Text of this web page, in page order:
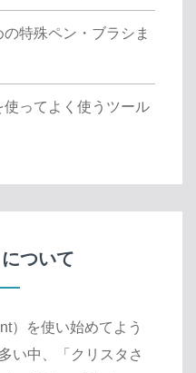
特殊ペン・ブラシま
ってよく使うツール
ついて
）を使い始めてよう
い中、「クリスタさ